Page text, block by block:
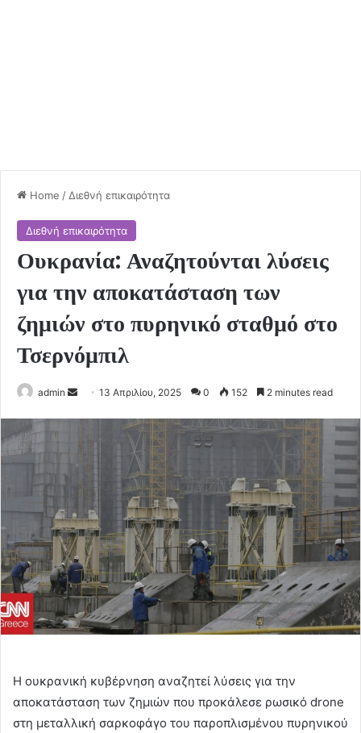
Home / Διεθνή επικαιρότητα
Διεθνή επικαιρότητα
Ουκρανία: Αναζητούνται λύσεις
για την αποκατάσταση των
ζημιών στο πυρηνικό σταθμό στο
Τσερνόμπιλ
admin
Send13 Απριλίου, 2025 0 152 2 minutes read
Η ουκρανική κυβέρνηση αναζητεί λύσεις για την
αποκατάσταση των ζημιών που προκάλεσε ρωσικό drone
στη μεταλλική σαρκοφάγο του παροπλισμένου πυρηνικού